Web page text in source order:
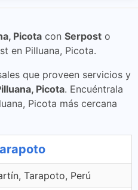
Picota con Serpost o
en Pilluana, Picota.
que proveen servicios y
Picota. Encuéntrala
Picota más cercana
Tarapoto, Perú